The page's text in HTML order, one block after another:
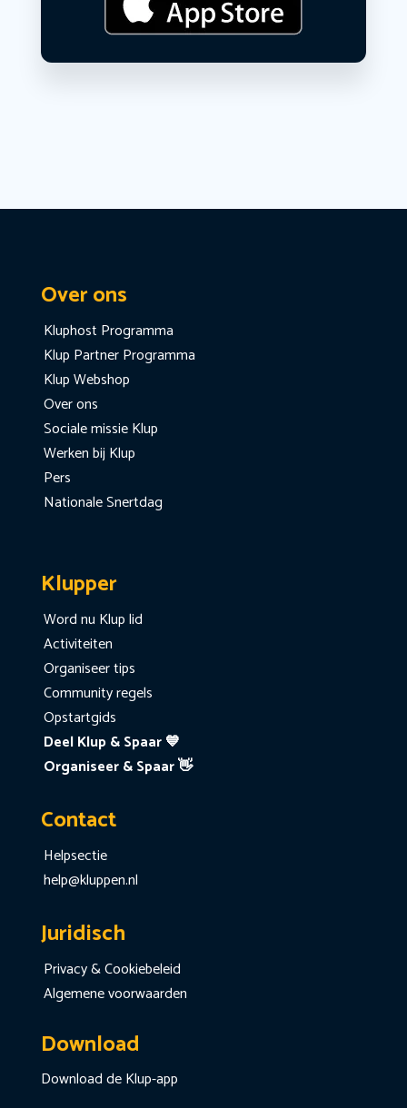
Over ons
Kluphost Programma
Klup Partner Programma
Klup Webshop
Over ons
Sociale missie Klup
Werken bij Klup
Pers
Nationale Snertdag
Klupper
Word nu Klup lid
Activiteiten
Organiseer tips
Community regels
Opstartgids
Deel Klup & Spaar 💙
Organiseer & Spaar 👋
Contact
Helpsectie
help@kluppen.nl
Juridisch
Privacy & Cookiebeleid
Algemene voorwaarden
Download
Download de Klup-app